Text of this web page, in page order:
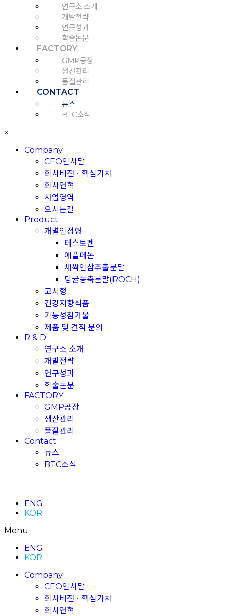
연구소 소개
개발전략
연구성과
학술논문
FACTORY
GMP공장
생산관리
품질관리
CONTACT
뉴스
BTC소식
×
Company
CEO인사말
회사비전ㆍ핵심가치
회사연혁
사업영역
오시는길
Product
개별인정형
테스토펜
애플페논
새싹인삼추출분말
당귤농축분말(ROCH)
고시형
건강지향식품
기능성첨가물
제품 및 견적 문의
R & D
연구소 소개
개발전략
연구성과
학술논문
FACTORY
GMP공장
생산관리
품질관리
Contact
뉴스
BTC소식
ENG
KOR
Menu
ENG
KOR
Company
CEO인사말
회사비전ㆍ핵심가치
회사연혁